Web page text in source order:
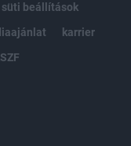
süti beállítások
karrier